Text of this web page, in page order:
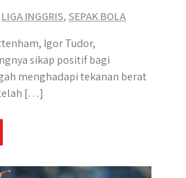
LIGA INGGRIS, SEPAK BOLA
Igor Tudor,
sikap positif bagi
menghadapi tekanan berat
[…]